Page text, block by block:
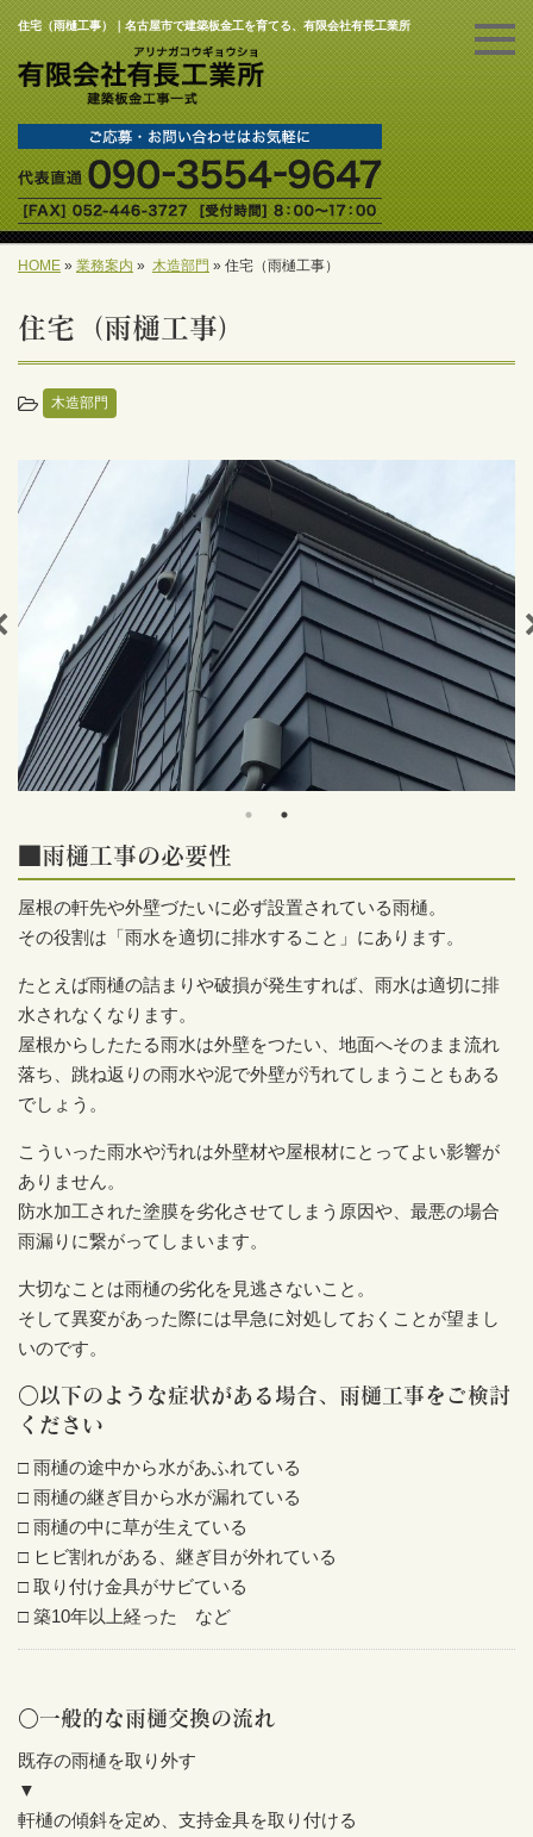
住宅（雨樋工事）｜名古屋市で建築板金工を育てる、有限会社有長工業所
HOME » 業務案内 » 木造部門 » 住宅（雨樋工事）
住宅（雨樋工事）
木造部門
■雨樋工事の必要性
屋根の軒先や外壁づたいに必ず設置されている雨樋。
その役割は「雨水を適切に排水すること」にあります。
たとえば雨樋の詰まりや破損が発生すれば、雨水は適切に排
水されなくなります。
屋根からしたたる雨水は外壁をつたい、地面へそのまま流れ
落ち、跳ね返りの雨水や泥で外壁が汚れてしまうこともある
でしょう。
こういった雨水や汚れは外壁材や屋根材にとってよい影響が
ありません。
防水加工された塗膜を劣化させてしまう原因や、最悪の場合
雨漏りに繋がってしまいます。
大切なことは雨樋の劣化を見逃さないこと。
そして異変があった際には早急に対処しておくことが望まし
いのです。
○以下のような症状がある場合、雨樋工事をご検討
ください
□ 雨樋の途中から水があふれている
□ 雨樋の継ぎ目から水が漏れている
□ 雨樋の中に草が生えている
□ ヒビ割れがある、継ぎ目が外れている
□ 取り付け金具がサビている
□ 築10年以上経った など
○一般的な雨樋交換の流れ
既存の雨樋を取り外す
▼
軒樋の傾斜を定め、支持金具を取り付ける